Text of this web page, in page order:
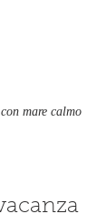
mare calmo